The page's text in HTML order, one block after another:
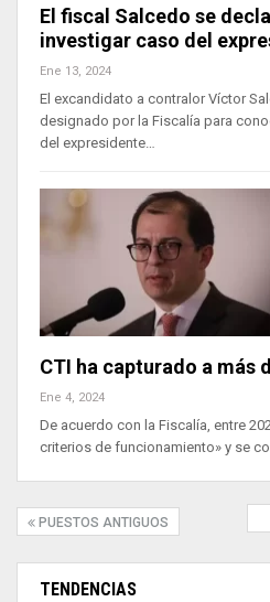
El fiscal Salcedo se
investigar caso del
Ene 13, 2024
El excandidato a contralor Víctor
designado por la Fiscalía para
del expresidente…
CTI ha capturado a más
Ene 4, 2024
De acuerdo con la Fiscalía, entre
criterios de funcionamiento» y se
PUESTOS ANTIGUOS
TENDENCIAS